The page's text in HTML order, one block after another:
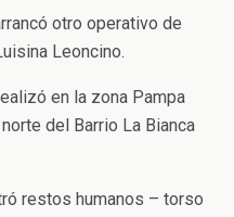
otro operativo de
Leoncino.
en la zona Pampa
del Barrio La Bianca
restos humanos – torso